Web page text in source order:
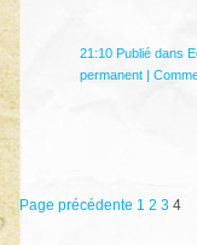
21:10 Publié dans
permanent|
Page précédente 1 2 3 4